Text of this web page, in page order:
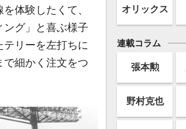
体験したくて、
グ」と喜ぶ様子
リーを左打ちに
で細かく注文をつ
オリックス
連載コラム
張本勲
野村克也